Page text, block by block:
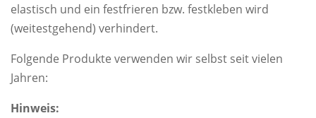
elastisch und ein festfrieren bzw. festkleben wird
(weitestgehend) verhindert.
Folgende Produkte verwenden wir selbst seit vielen
Jahren:
Hinweis: